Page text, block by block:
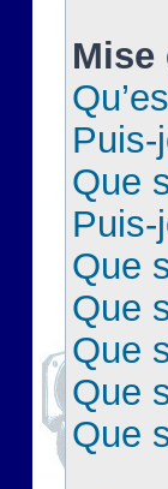
Mise
Puis-
Que
Puis-
Que
Que
Que
Que
Que